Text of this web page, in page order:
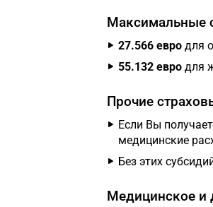
Максимальные
27.566 евродля
55.132 евродля
Прочие
Если Вы
медицинские
Без этих
Медицинское и